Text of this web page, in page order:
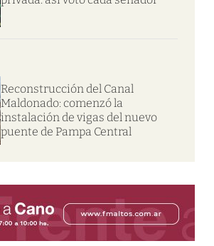
Reconstrucción del Canal
Maldonado: comenzó la
instalación de vigas del nuevo
puente de Pampa Central